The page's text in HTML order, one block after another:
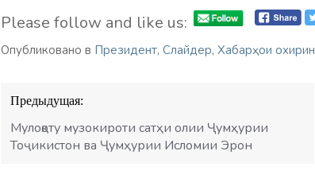
Please follow and like us:
Опубликовано в Президент, Слайдер, Хабарҳои охирин
Навигация
по
записям
Предыдущая:
Мулоқоту музокироти сатҳи олии Ҷумҳурии
Тоҷикистон ва Ҷумҳурии Исломии Эрон